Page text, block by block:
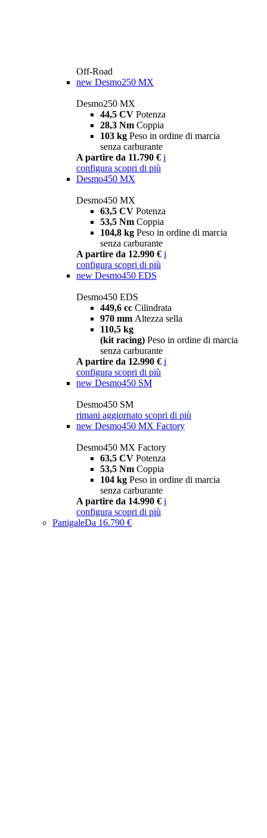
Off-Road
new Desmo250 MX
Desmo250 MX
44,5 CV Potenza
28,3 Nm Coppia
103 kg Peso in ordine di marcia
senza carburante
A partire da 11.790 € i
configura scopri di più
Desmo450 MX
Desmo450 MX
63,5 CV Potenza
53,5 Nm Coppia
104,8 kg Peso in ordine di marcia
senza carburante
A partire da 12.990 € i
configura scopri di più
new Desmo450 EDS
Desmo450 EDS
449,6 cc Cilindrata
970 mm Altezza sella
110,5 kg
(kit racing) Peso in ordine di marcia
senza carburante
A partire da 12.990 € i
configura scopri di più
new Desmo450 SM
Desmo450 SM
rimani aggiornato scopri di più
new Desmo450 MX Factory
Desmo450 MX Factory
63,5 CV Potenza
53,5 Nm Coppia
104 kg Peso in ordine di marcia
senza carburante
A partire da 14.990 € i
configura scopri di più
PanigaleDa 16.790 €